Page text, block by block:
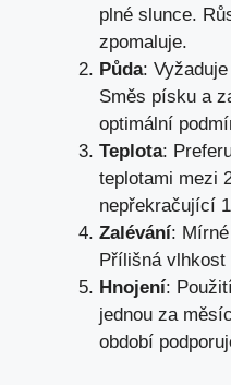
plné slunce.
zpomaluje.
Půda:
Směs písku a
optimální
Teplota:
teplotami mezi
nepřekračující
Zalévání:
Přílišná vlhkost
Hnojení:
jednou za
období